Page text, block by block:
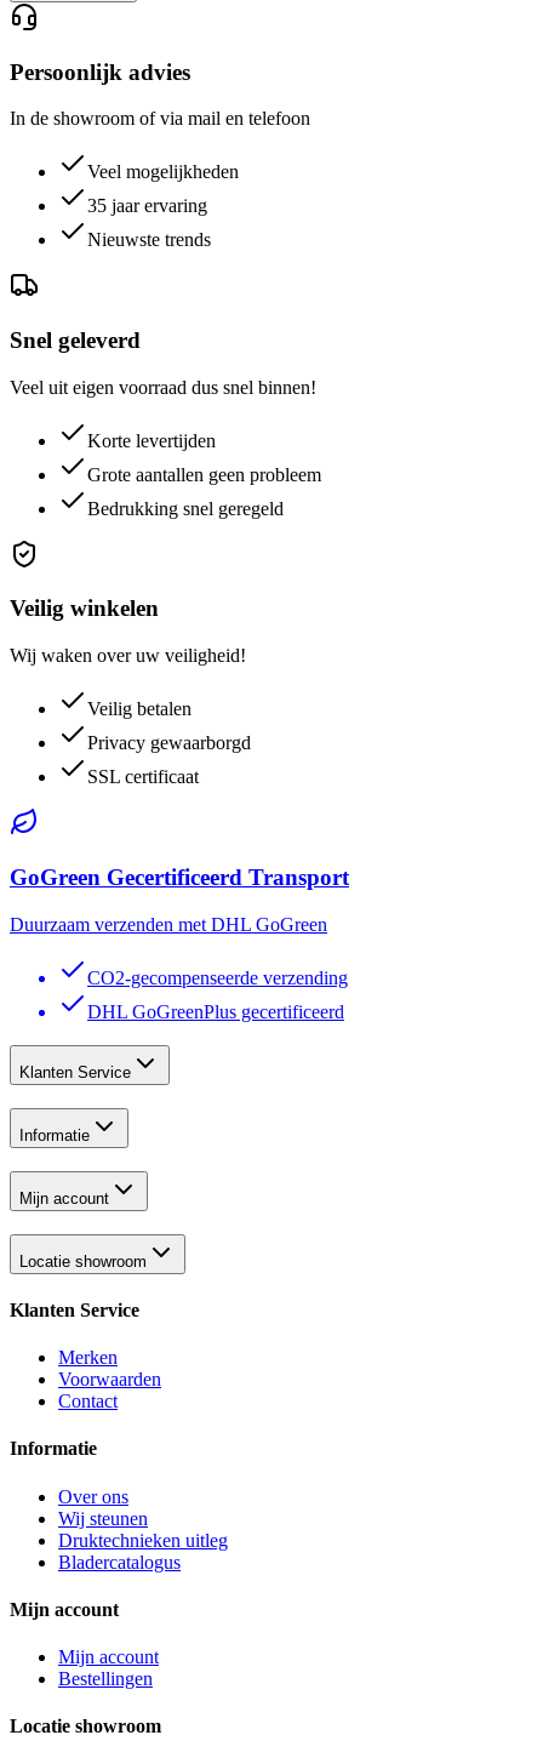
Persoonlijk advies
In de showroom of via mail en telefoon
Veel mogelijkheden
35 jaar ervaring
Nieuwste trends
Snel geleverd
Veel uit eigen voorraad dus snel binnen!
Korte levertijden
Grote aantallen geen probleem
Bedrukking snel geregeld
Veilig winkelen
Wij waken over uw veiligheid!
Veilig betalen
Privacy gewaarborgd
SSL certificaat
GoGreen Gecertificeerd Transport
Duurzaam verzenden met DHL GoGreen
CO2-gecompenseerde verzending
DHL GoGreenPlus gecertificeerd
Klanten Service
Informatie
Mijn account
Locatie showroom
Klanten Service
Merken
Voorwaarden
Contact
Informatie
Over ons
Wij steunen
Druktechnieken uitleg
Bladercatalogus
Mijn account
Mijn account
Bestellingen
Locatie showroom